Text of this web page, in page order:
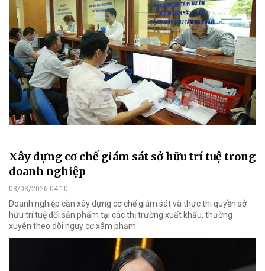
Xây dựng cơ chế giám sát sở hữu trí tuệ trong
doanh nghiệp
08/08/2026 04:10
Doanh nghiệp cần xây dựng cơ chế giám sát và thực thi quyền sở
hữu trí tuệ đối sản phẩm tại các thị trường xuất khẩu, thường
xuyên theo dõi nguy cơ xâm phạm.